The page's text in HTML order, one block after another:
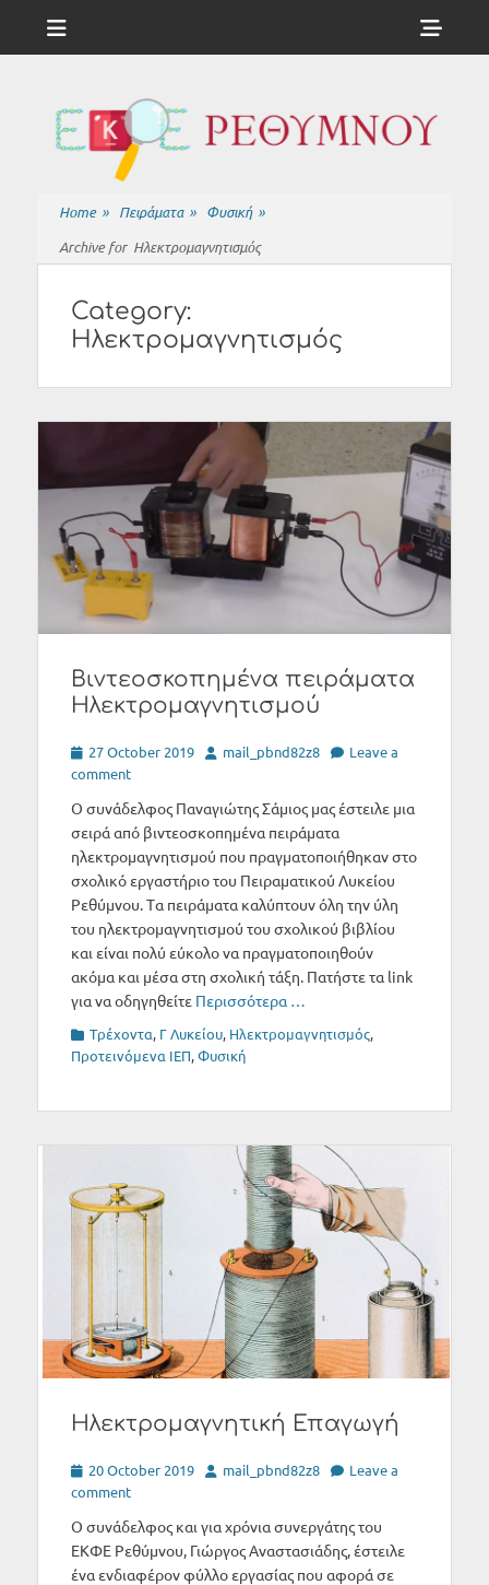
ΡΕΘΥΜΝΟΥ
Home » Πειράματα » Φυσική »
Archive for Ηλεκτρομαγνητισμός
Category:
Ηλεκτρομαγνητισμός
Βιντεοσκοπημένα πειράματα
Ηλεκτρομαγνητισμού
Posted
on
27 October 2019 Author
mail_pbnd82z8
Leave a
comment
Ο συνάδελφος Παναγιώτης Σάμιος μας έστειλε μια
σειρά από βιντεοσκοπημένα πειράματα
ηλεκτρομαγνητισμού που πραγματοποιήθηκαν στο
σχολικό εργαστήριο του Πειραματικού Λυκείου
Ρεθύμνου. Tα πειράματα καλύπτουν όλη την ύλη
του ηλεκτρομαγνητισμού του σχολικού βιβλίου
και είναι πολύ εύκολο να πραγματοποιηθούν
ακόμα και μέσα στη σχολική τάξη. Πατήστε τα link
για να οδηγηθείτε Περισσότερα …
Categories
Tρέχοντα, Γ Λυκείου, Ηλεκτρομαγνητισμός,
Προτεινόμενα ΙΕΠ,Φυσική
Ηλεκτρομαγνητική Επαγωγή
Posted
on
20 October 2019 Author
mail_pbnd82z8
Leave a
comment
Ο συνάδελφος και για χρόνια συνεργάτης του
ΕΚΦΕ Ρεθύμνου, Γιώργος Αναστασιάδης, έστειλε
ένα ενδιαφέρον φύλλο εργασίας που αφορά σε